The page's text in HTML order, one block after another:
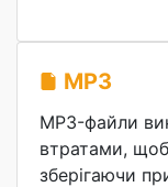
MP3
MP3-файли
втратами,
зберігаючи